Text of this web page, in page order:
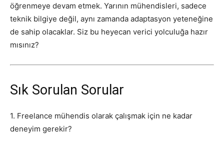
öğrenmeye devam etmek. Yarının mühendisleri, sadece
teknik bilgiye değil, aynı zamanda adaptasyon yeteneğine
de sahip olacaklar. Siz bu heyecan verici yolculuğa hazır
mısınız?
Sık Sorulan Sorular
1. Freelance mühendis olarak çalışmak için ne kadar
deneyim gerekir?